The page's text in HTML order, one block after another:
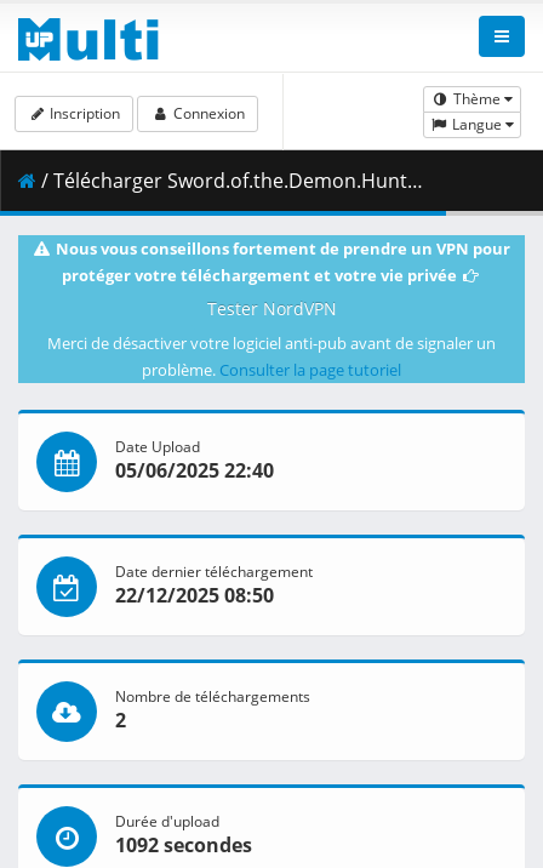
Thème
Langue
Inscription Connexion
/ Télécharger Sword.of.the.Demon.Hunter.S01E01.1080p.ADN.WEB-DL.DUAL.AAC2.0.H.264-VARYG.mkv.001 ( 455.31 MB )
Nous vous conseillons fortement de prendre un VPN pour
protéger votre téléchargement et votre vie privée
Tester NordVPN
Merci de désactiver votre logiciel anti-pub avant de signaler un
problème. Consulter la page tutoriel
Date Upload
05/06/2025 22:40
Date dernier téléchargement
22/12/2025 08:50
Nombre de téléchargements
2
Durée d'upload
1092 secondes